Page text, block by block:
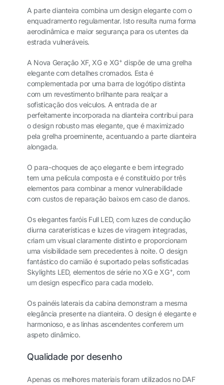
A parte dianteira combina um design elegante com o
enquadramento regulamentar. Isto resulta numa forma
aerodinâmica e maior segurança para os utentes da
estrada vulneráveis.
A Nova Geração XF, XG e XG+ dispõe de uma grelha
elegante com detalhes cromados. Esta é
complementada por uma barra de logótipo distinta
com um revestimento brilhante para realçar a
sofisticação dos veículos. A entrada de ar
perfeitamente incorporada na dianteira contribui para
o design robusto mas elegante, que é maximizado
pela grelha proeminente, acentuando a parte dianteira
alongada.
O para-choques de aço elegante e bem integrado
tem uma película composta e é constituído por três
elementos para combinar a menor vulnerabilidade
com custos de reparação baixos em caso de danos.
Os elegantes faróis Full LED, com luzes de condução
diurna caraterísticas e luzes de viragem integradas,
criam um visual claramente distinto e proporcionam
uma visibilidade sem precedentes à noite. O design
fantástico do camião é suportado pelas sofisticadas
Skylights LED, elementos de série no XG e XG+, com
um design específico para cada modelo.
Os painéis laterais da cabina demonstram a mesma
elegância presente na dianteira. O design é elegante e
harmonioso, e as linhas ascendentes conferem um
aspeto dinâmico.
Qualidade por desenho
Apenas os melhores materiais foram utilizados no DAF